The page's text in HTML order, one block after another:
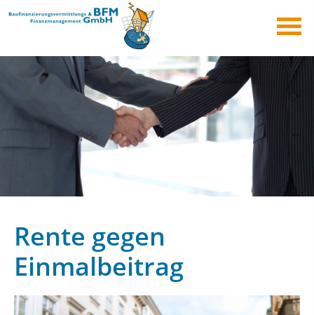
Rente gegen
Einmalbeitrag